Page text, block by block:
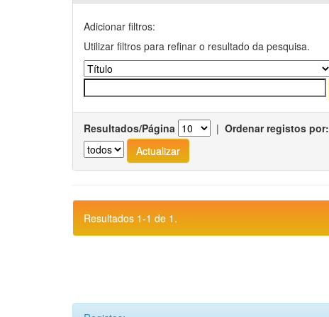
Adicionar filtros:
Utilizar filtros para refinar o resultado da pesquisa.
Resultados/Página | Ordenar registos por:
Resultados 1-1 de 1.